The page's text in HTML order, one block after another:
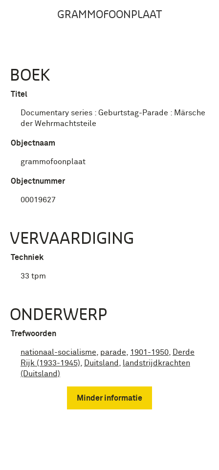
GRAMMOFOONPLAAT
BOEK
Titel
Documentary series : Geburtstag-Parade : Märsche
der Wehrmachtsteile
Objectnaam
grammofoonplaat
Objectnummer
00019627
VERVAARDIGING
Techniek
33 tpm
ONDERWERP
Trefwoorden
nationaal-socialisme parade 1901-1950
Derde
Rijk (1933-1945)
Duitsland
landstrijdkrachten
(Duitsland)
Minder informatie